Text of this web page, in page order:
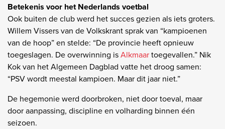
Betekenis voor het Nederlands voetbal
Ook buiten de club werd het succes gezien als iets groters.
Willem Vissers van de Volkskrant sprak van “kampioenen
van de hoop” en stelde: “De provincie heeft opnieuw
toegeslagen. De overwinning isAlkmaartoegevallen.” Nik
Kok van het Algemeen Dagblad vatte het droog samen:
“PSV wordt meestal kampioen. Maar dit jaar niet.”
De hegemonie werd doorbroken, niet door toeval, maar
door aanpassing, discipline en volharding binnen één
seizoen.